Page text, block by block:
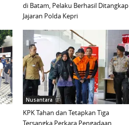
di Batam, Pelaku Berhasil Ditangkap
Jajaran Polda Kepri
Nusantara
KPK Tahan dan Tetapkan Tiga
Tersangka Perkara Pengadaan